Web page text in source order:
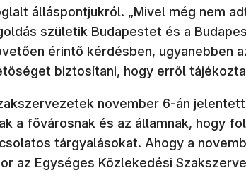
álláspontjukról. „Mivel még nem
születik Budapestet és a
érintő kérdésben, ugyanebben
biztosítani, hogy erről
november 6-án (új
a fővárosnak és az államnak, hogy
tárgyalásokat. Ahogy a
az Egységes Közlekedési